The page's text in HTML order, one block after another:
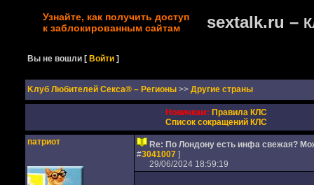
Узнайте, как получить доступ
к заблокированным сайтам
sextalk.ru –
Вы не вошли [Войти ]
Kлуб Любителей Секса® – Регионы >> Другие страны
Новичкам: Правила КЛС
Список сокращений КЛС
патриот
Re: По Лондону есть инфа свежая?
#3041007]
29/06/2024 18:59:19